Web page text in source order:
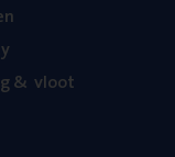
& vloot